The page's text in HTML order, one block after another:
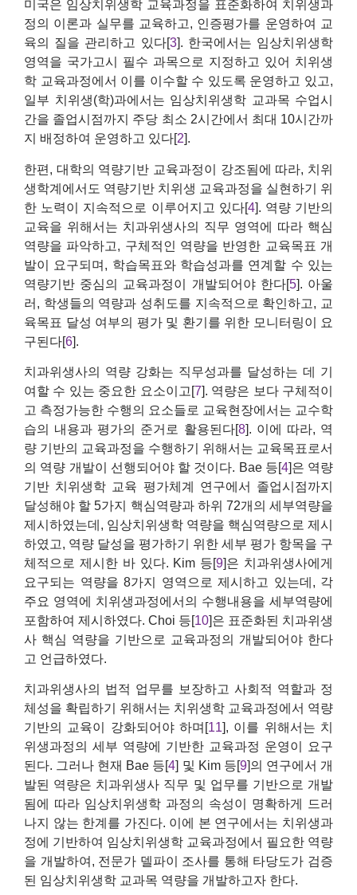
미국은 임상치위생학 교육과정을 표준화하여 치위생과
정의 이론과 실무를 교육하고, 인증평가를 운영하여 교
육의 질을 관리하고 있다[3]. 한국에서는 임상치위생학
영역을 국가고시 필수 과목으로 지정하고 있어 치위생
학 교육과정에서 이를 이수할 수 있도록 운영하고 있고,
일부 치위생(학)과에서는 임상치위생학 교과목 수업시
간을 졸업시점까지 주당 최소 2시간에서 최대 10시간까
지 배정하여 운영하고 있다[2].
한편, 대학의 역량기반 교육과정이 강조됨에 따라, 치위
생학계에서도 역량기반 치위생 교육과정을 실현하기 위
한 노력이 지속적으로 이루어지고 있다[4]. 역량 기반의
교육을 위해서는 치과위생사의 직무 영역에 따라 핵심
역량을 파악하고, 구체적인 역량을 반영한 교육목표 개
발이 요구되며, 학습목표와 학습성과를 연계할 수 있는
역량기반 중심의 교육과정이 개발되어야 한다[5]. 아울
러, 학생들의 역량과 성취도를 지속적으로 확인하고, 교
육목표 달성 여부의 평가 및 환기를 위한 모니터링이 요
구된다[6].
치과위생사의 역량 강화는 직무성과를 달성하는 데 기
여할 수 있는 중요한 요소이고[7]. 역량은 보다 구체적이
고 측정가능한 수행의 요소들로 교육현장에서는 교수학
습의 내용과 평가의 준거로 활용된다[8]. 이에 따라, 역
량 기반의 교육과정을 수행하기 위해서는 교육목표로서
의 역량 개발이 선행되어야 할 것이다. Bae 등[4]은 역량
기반 치위생학 교육 평가체계 연구에서 졸업시점까지
달성해야 할 5가지 핵심역량과 하위 72개의 세부역량을
제시하였는데, 임상치위생학 역량을 핵심역량으로 제시
하였고, 역량 달성을 평가하기 위한 세부 평가 항목을 구
체적으로 제시한 바 있다. Kim 등[9]은 치과위생사에게
요구되는 역량을 8가지 영역으로 제시하고 있는데, 각
주요 영역에 치위생과정에서의 수행내용을 세부역량에
포함하여 제시하였다. Choi 등[10]은 표준화된 치과위생
사 핵심 역량을 기반으로 교육과정의 개발되어야 한다
고 언급하였다.
치과위생사의 법적 업무를 보장하고 사회적 역할과 정
체성을 확립하기 위해서는 치위생학 교육과정에서 역량
기반의 교육이 강화되어야 하며[11], 이를 위해서는 치
위생과정의 세부 역량에 기반한 교육과정 운영이 요구
된다. 그러나 현재 Bae 등[4] 및 Kim 등[9]의 연구에서 개
발된 역량은 치과위생사 직무 및 업무를 기반으로 개발
됨에 따라 임상치위생학 과정의 속성이 명확하게 드러
나지 않는 한계를 가진다. 이에 본 연구에서는 치위생과
정에 기반하여 임상치위생학 교육과정에서 필요한 역량
을 개발하여, 전문가 델파이 조사를 통해 타당도가 검증
된 임상치위생학 교과목 역량을 개발하고자 한다.